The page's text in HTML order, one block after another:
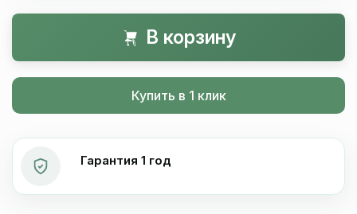
В корзину
Купить в 1 клик
Гарантия 1 год